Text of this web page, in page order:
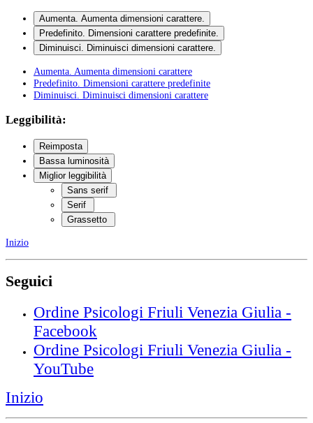
Aumenta. Aumenta dimensioni carattere.
Predefinito. Dimensioni carattere predefinite.
Diminuisci. Diminuisci dimensioni carattere.
Aumenta . Aumenta dimensioni carattere
Predefinito . Dimensioni carattere predefinite
Diminuisci . Diminuisci dimensioni carattere
Leggibilità:
Reimposta
Bassa luminosità
Miglior leggibilità
Sans serif
Serif
Grassetto
Inizio
Seguici
Ordine Psicologi Friuli Venezia Giulia -
Facebook
Ordine Psicologi Friuli Venezia Giulia -
YouTube
Inizio